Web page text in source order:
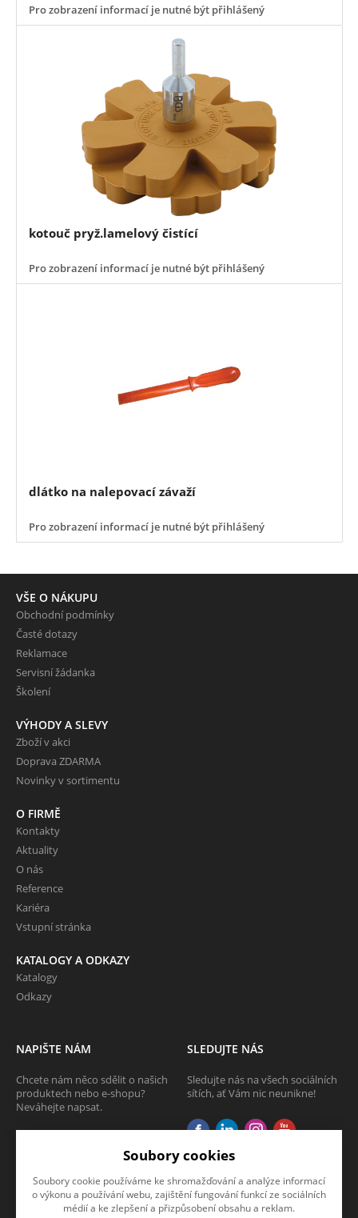
Pro zobrazení informací je nutné být přihlášený
kotouč pryž.lamelový čistící
Pro zobrazení informací je nutné být přihlášený
dlátko na nalepovací závaží
Pro zobrazení informací je nutné být přihlášený
VŠE O NÁKUPU
Obchodní podmínky
Časté dotazy
Reklamace
Servisní žádanka
Školení
VÝHODY A SLEVY
Zboží v akci
Doprava ZDARMA
Novinky v sortimentu
O FIRMĚ
Kontakty
Aktuality
O nás
Reference
Kariéra
Vstupní stránka
KATALOGY A ODKAZY
Katalogy
Odkazy
NAPIŠTE NÁM
Chcete nám něco sdělit o našich
produktech nebo e-shopu?
Neváhejte napsat.
SLEDUJTE NÁS
Sledujte nás na všech sociálních
sítích, ať Vám nic neunikne!
Soubory cookies
Soubory cookie používáme ke shromažďování a analýze informací
o výkonu a používání webu, zajištění fungování funkcí ze sociálních
médií a ke zlepšení a přizpůsobení obsahu a reklam.